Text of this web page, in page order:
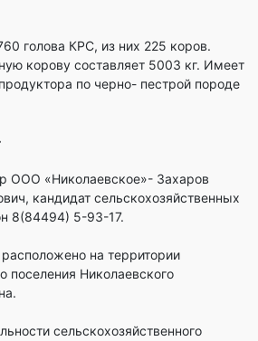
голова КРС, из них 225 коров.
корову составляет 5003 кг. Имеет
по черно- пестрой породе
ООО «Николаевское»- Захаров
кандидат сельскохозяйственных
8(84494) 5-93-17.
на территории
поселения Николаевского
сельскохозяйственного